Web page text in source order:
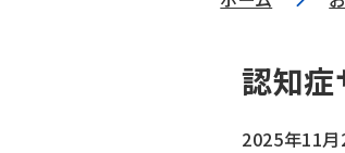
認知症
2025年11月